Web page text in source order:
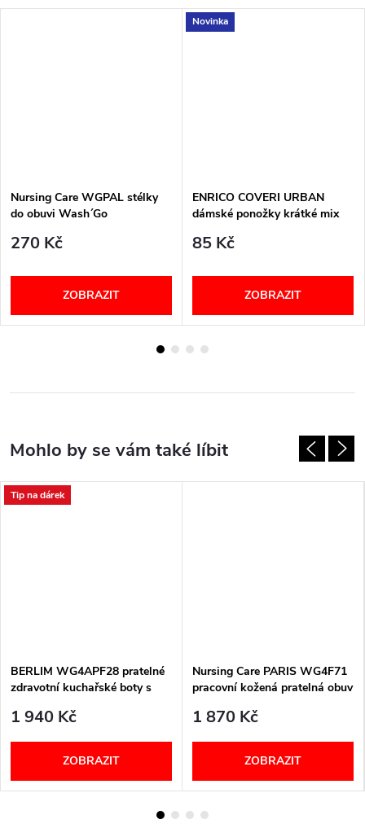
Nursing Care WGPAL stélky
do obuvi Wash´Go
270 Kč
ZOBRAZIT
Novinka
ENRICO COVERI URBAN
dámské ponožky krátké mix
85 Kč
ZOBRAZIT
Tip na dárek
BERLIM WG4APF28 pratelné
zdravotní kuchařské boty s
1 940 Kč
ZOBRAZIT
Nursing Care PARIS WG4F71
pracovní kožená pratelná obuv
1 870 Kč
ZOBRAZIT